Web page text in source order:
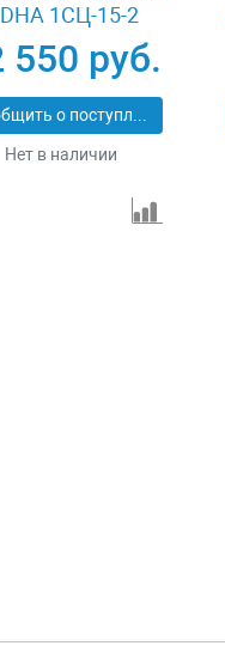
1СЦ-15-2
550 руб.
Сообщить о поступлении
Нет в наличии